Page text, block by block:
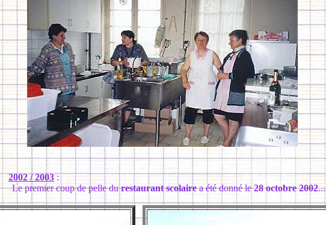
2002 / 2003:
premier coup de pelle durestaurant scolairea été donné le28 octobre 2002...